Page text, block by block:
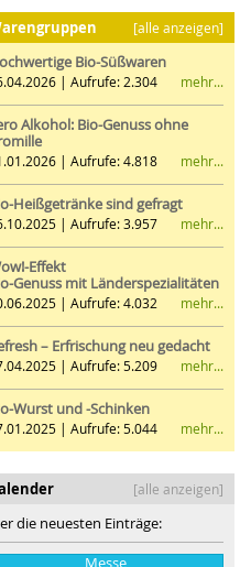
[alle anzeigen]
Bio-Süßwaren
| Aufrufe: 2.304 mehr...
Alkohol: Bio-Genuss ohne
| Aufrufe: 4.818 mehr...
Heißgetränke sind gefragt
| Aufrufe: 3.957 mehr...
Effekt
Genuss mit Länderspezialitäten
| Aufrufe: 4.032 mehr...
– Erfrischung neu gedacht
| Aufrufe: 5.209 mehr...
Wurst und -Schinken
| Aufrufe: 5.044 mehr...
[alle anzeigen]
die neuesten Einträge:
Messe
Bio